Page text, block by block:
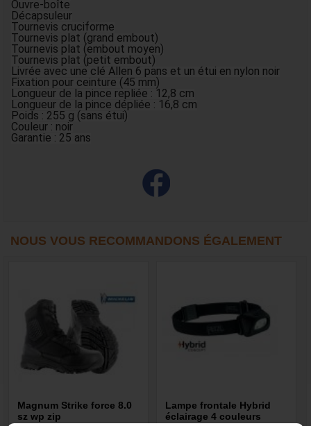
Ouvre-boîte
Décapsuleur
Tournevis cruciforme
Tournevis plat (grand embout)
Tournevis plat (embout moyen)
Tournevis plat (petit embout)
Livrée avec une clé Allen 6 pans et un étui en nylon noir
Fixation pour ceinture (45 mm)
Longueur de la pince repliée : 12,8 cm
Longueur de la pince dépliée : 16,8 cm
Poids : 255 g (sans étui)
Couleur : noir
Garantie : 25 ans
NOUS VOUS RECOMMANDONS ÉGALEMENT
Magnum Strike force 8.0
sz wp zip
Lampe frontale Hybrid
éclairage 4 couleurs